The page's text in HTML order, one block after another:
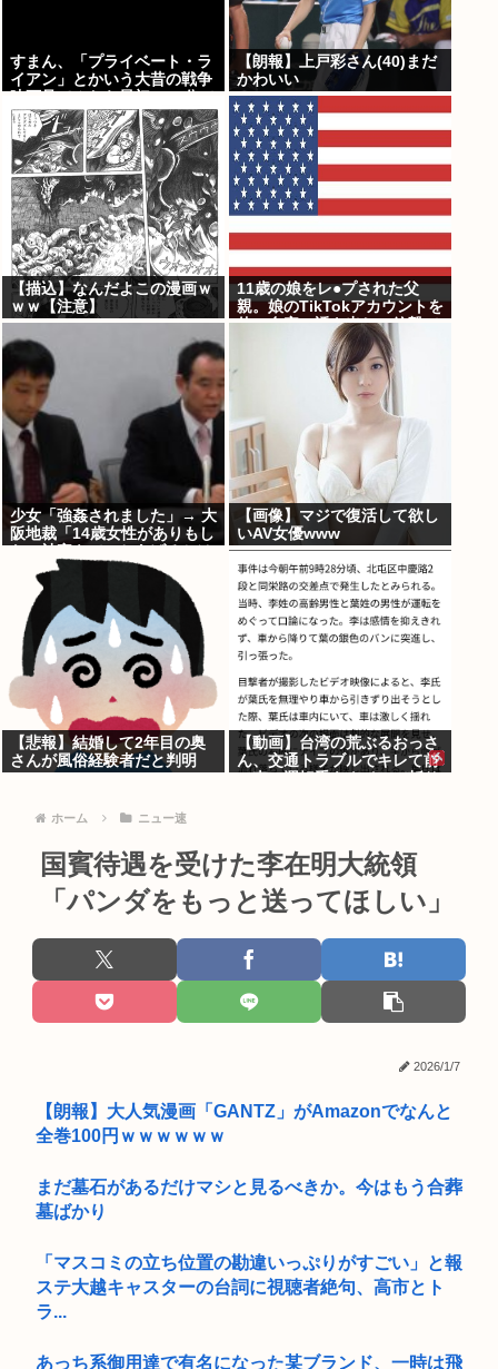
すまん、「プライベート・ラ
イアン」とかいう大昔の戦争
地獄なんだが…これずっと続
く感じ？
【朗報】上戸彩さん(40)まだ
かわいい
【描込】なんだよこの漫画ｗ
ｗｗ【注意】
11歳の娘をレ●プされた父
親。娘のTikTokアカウントを
使い自宅に誘き出し、銃撃で
少女「強姦されました」→ 大
阪地裁「14歳女性がありもし
考えにくい」→懲役12年→元
少女「嘘でしたw」
【画像】マジで復活して欲し
いAV女優www
【悲報】結婚して2年目の奥
さんが風俗経験者だと判明
【動画】台湾の荒ぶるおっさ
ん、交通トラブルでキレて前
ホーム ニュー速
国賓待遇を受けた李在明大統領
「パンダをもっと送ってほしい」
2026/1/7
【朗報】大人気漫画「GANTZ」がAmazonでなんと
全巻100円ｗｗｗｗｗｗ
まだ墓石があるだけマシと見るべきか。今はもう合葬
墓ばかり
「マスコミの立ち位置の勘違いっぷりがすごい」と報
ステ大越キャスターの台詞に視聴者絶句、高市とト
ラ...
あっち系御用達で有名になった某ブランド、一時は飛